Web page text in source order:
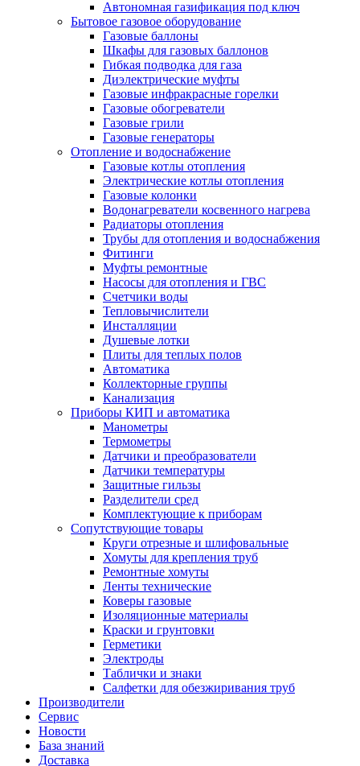
Автономная газификация под ключ
Бытовое газовое оборудование
Газовые баллоны
Шкафы для газовых баллонов
Гибкая подводка для газа
Диэлектрические муфты
Газовые инфракрасные горелки
Газовые обогреватели
Газовые грили
Газовые генераторы
Отопление и водоснабжение
Газовые котлы отопления
Электрические котлы отопления
Газовые колонки
Водонагреватели косвенного нагрева
Радиаторы отопления
Трубы для отопления и водоснабжения
Фитинги
Муфты ремонтные
Насосы для отопления и ГВС
Счетчики воды
Тепловычислители
Инсталляции
Душевые лотки
Плиты для теплых полов
Автоматика
Коллекторные группы
Канализация
Приборы КИП и автоматика
Манометры
Термометры
Датчики и преобразователи
Датчики температуры
Защитные гильзы
Разделители сред
Комплектующие к приборам
Сопутствующие товары
Круги отрезные и шлифовальные
Хомуты для крепления труб
Ремонтные хомуты
Ленты технические
Коверы газовые
Изоляционные материалы
Краски и грунтовки
Герметики
Электроды
Таблички и знаки
Салфетки для обезжиривания труб
Производители
Сервис
Новости
База знаний
Доставка